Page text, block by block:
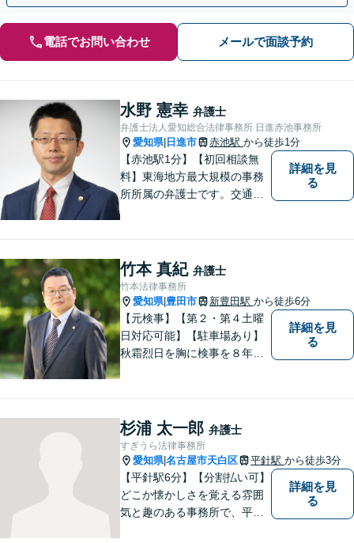
電話でお問い合わせ メールで面談予約
水野 憲幸 弁護士
弁護士法人愛知総合法律事務所 日進赤池事務所
愛知県| 日進市 赤池駅 から徒歩1分
【赤池駅1分】【初回相談無
料】東海地方最大規模の事務
所所属の弁護士です。交通事
談対応も行っております。ま
ずは、お気軽にお電話くださ
い。
詳細を見
る
竹本 真紀 弁護士
竹本法律事務所
愛知県| 豊田市 新豊田駅 から徒歩6分
【元検事】【第２・第４土曜
日対応可能】【駐車場あり】
秋霜烈日を胸に検事を８年，
添い，「この地域」の方々の
悩みに対して一緒に解決を目
指したいと思います。お待ち
しております。
詳細を見
る
杉浦 太一郎 弁護士
すぎうら法律事務所
愛知県|名古屋市天白区 平針駅 から徒歩3分
【平針駅6分】【分割払い可】
どこか懐かしさを覚える雰囲
気と趣のある事務所で、平針
詳細を見
る